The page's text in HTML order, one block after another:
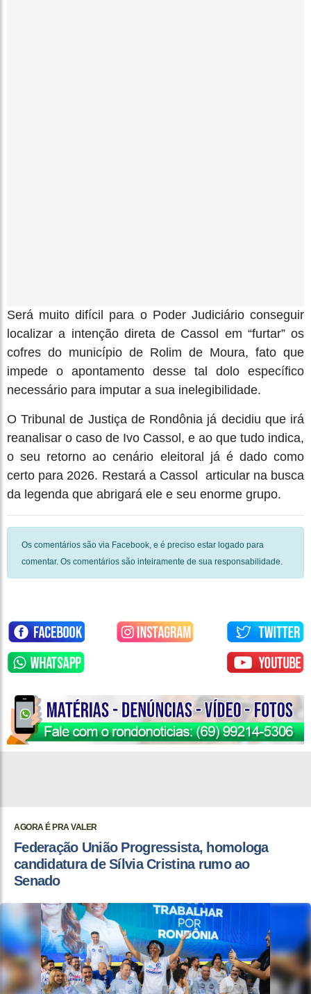
Será muito difícil para o Poder Judiciário conseguir
localizar a intenção direta de Cassol em “furtar” os
cofres do município de Rolim de Moura, fato que
impede o apontamento desse tal dolo específico
necessário para imputar a sua inelegibilidade.
O Tribunal de Justiça de Rondônia já decidiu que irá
reanalisar o caso de Ivo Cassol, e ao que tudo indica,
o seu retorno ao cenário eleitoral já é dado como
certo para 2026. Restará a Cassol articular na busca
da legenda que abrigará ele e seu enorme grupo.
Os comentários são via Facebook, e é preciso estar logado para
comentar. Os comentários são inteiramente de sua responsabilidade.
AGORA É PRA VALER
Federação União Progressista, homologa
candidatura de Sílvia Cristina rumo ao
Senado